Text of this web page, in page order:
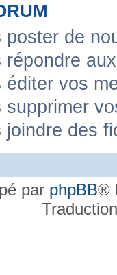
poster de
répondre
éditer vos
supprimer
joindre des
par phpBB®